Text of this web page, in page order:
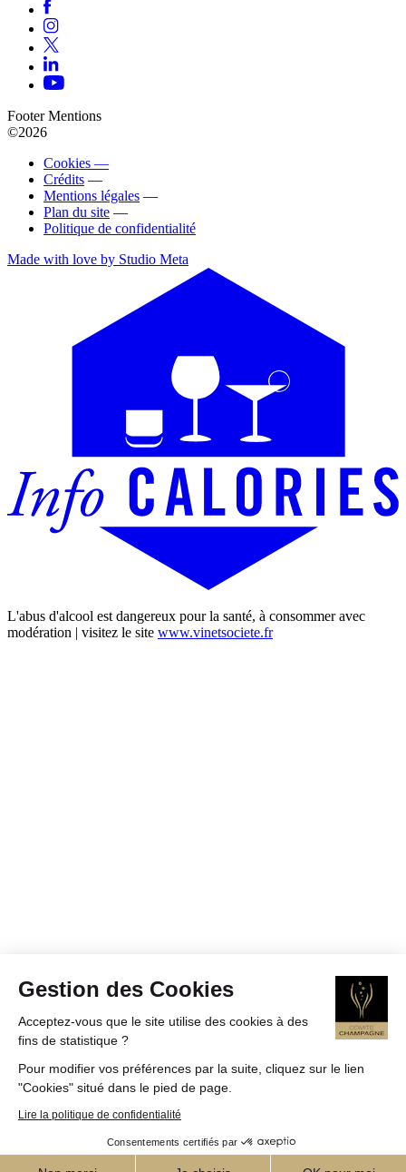
Gestion des Cookies
Acceptez-vous que le site utilise des cookies à des
fins de statistique ?
Pour modifier vos préférences par la suite, cliquez sur le lien
"Cookies" situé dans le pied de page.
Lire la politique de confidentialité
Consentements certifiés par
Footer Mentions
©2026
Cookies —
Crédits —
Mentions légales —
Plan du site —
Politique de confidentialité
Made with love by Studio Meta
L'abus d'alcool est dangereux pour la santé, à consommer avec
modération | visitez le site www.vinetsociete.fr